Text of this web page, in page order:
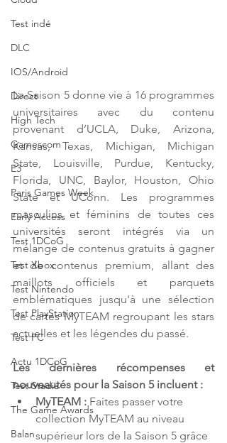
Test indé
DLC
IOS/Android
Direct
High Tech
Gamescom
E3
Paris Games Week
Early Access
Test 1DCoG
Test Xbox
Test Nintendo
Test PlayStation
Test PC
Actu 1DCoG
Test Stadia
The Game Awards
Balan
La Saison 5 donne vie à 16 programmes
universitaires avec du contenu
provenant d’UCLA, Duke, Arizona,
Kansas, Texas, Michigan, Michigan
State, Louisville, Purdue, Kentucky,
Florida, UNC, Baylor, Houston, Ohio
State et UConn. Les programmes
masculins et féminins de toutes ces
universités seront intégrés via un
mélange de contenus gratuits à gagner
et de contenus premium, allant des
maillots officiels et parquets
emblématiques jusqu'à une sélection
de cartes MyTEAM regroupant les stars
actuelles et les légendes du passé.
Les dernières récompenses et
nouveautés pour la Saison 5 incluent :
MyTEAM : Faites passer votre
collection MyTEAM au niveau
supérieur lors de la Saison 5 grâce